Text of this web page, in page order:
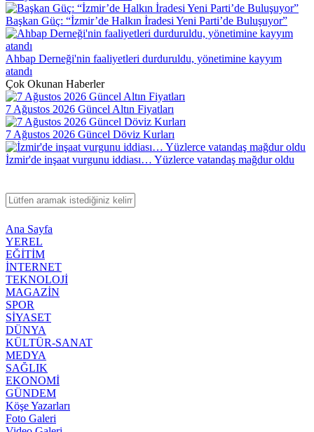
Başkan Güç: “İzmir’de Halkın İradesi Yeni Parti’de Buluşuyor”
Ahbap Derneği'nin faaliyetleri durduruldu, yönetimine kayyım
atandı
Çok Okunan Haberler
7 Ağustos 2026 Güncel Altın Fiyatları
7 Ağustos 2026 Güncel Döviz Kurları
İzmir'de inşaat vurgunu iddiası… Yüzlerce vatandaş mağdur oldu
Ana Sayfa
YEREL
EĞİTİM
İNTERNET
TEKNOLOJİ
MAGAZİN
SPOR
SİYASET
DÜNYA
KÜLTÜR-SANAT
MEDYA
SAĞLIK
EKONOMİ
GÜNDEM
Köşe Yazarları
Foto Galeri